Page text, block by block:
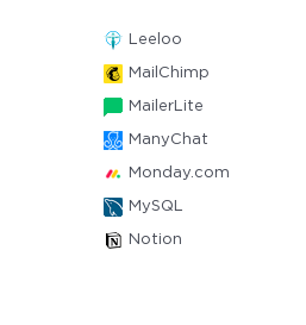
Leeloo
MailChimp
MailerLite
ManyChat
Monday.com
MySQL
Notion